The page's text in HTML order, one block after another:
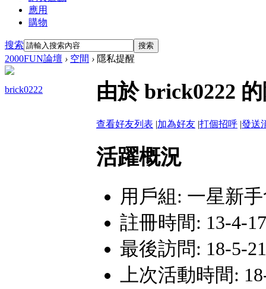
應用
購物
搜索 搜索
2000FUN論壇 › 空間 › 隱私提醒
brick0222 由於 brick0222
查看好友列表 |加為好友 |打個招呼 |發送
活躍概況
用戶組: 一星新
註冊時間: 13-4-
最後訪問: 18-5-
上次活動時間: